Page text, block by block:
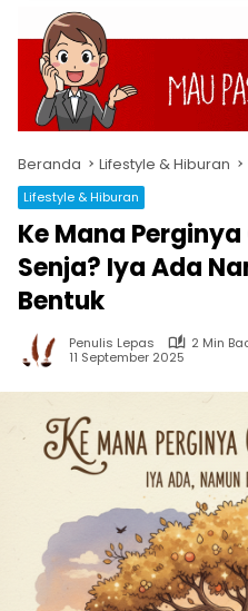
Beranda Lifestyle & Hiburan
Lifestyle & Hiburan
Ke Mana
Senja? Iya Ada
Bentuk
Penulis Lepas
2 Min
11 September 2025